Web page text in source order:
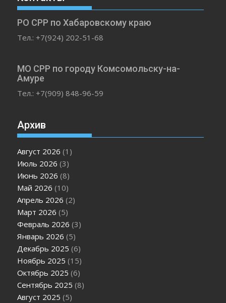
РО СРР по Хабаровскому краю
Тел.: +7(924) 202-51-68
МО СРР по городу Комсомольску-на-
Амуре
Тел.: +7(909) 848-96-59
Архив
Август 2026 (1)
Июль 2026 (3)
Июнь 2026 (8)
Май 2026 (10)
Апрель 2026 (2)
Март 2026 (5)
Февраль 2026 (3)
Январь 2026 (5)
Декабрь 2025 (6)
Ноябрь 2025 (15)
Октябрь 2025 (6)
Сентябрь 2025 (8)
Август 2025 (5)